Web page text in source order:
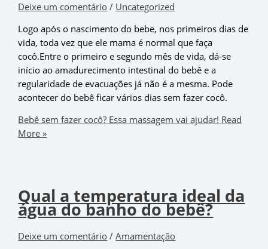
Deixe um comentário / Uncategorized
Logo após o nascimento do bebe, nos primeiros dias de
vida, toda vez que ele mama é normal que faça
cocô.Entre o primeiro e segundo mês de vida, dá-se
início ao amadurecimento intestinal do bebê e a
regularidade de evacuações já não é a mesma. Pode
acontecer do bebê ficar vários dias sem fazer cocô.
Bebê sem fazer cocô? Essa massagem vai ajudar! Read
More »
Qual a temperatura ideal da
água do banho do bebê?
Deixe um comentário /Amamentação